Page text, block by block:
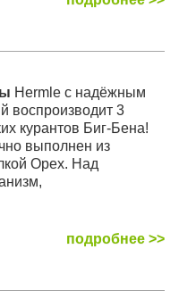
Hermle с надёжным
воспроизводит 3
курантов Биг-Бена!
выполнен из
Орех. Над
подробнее >>